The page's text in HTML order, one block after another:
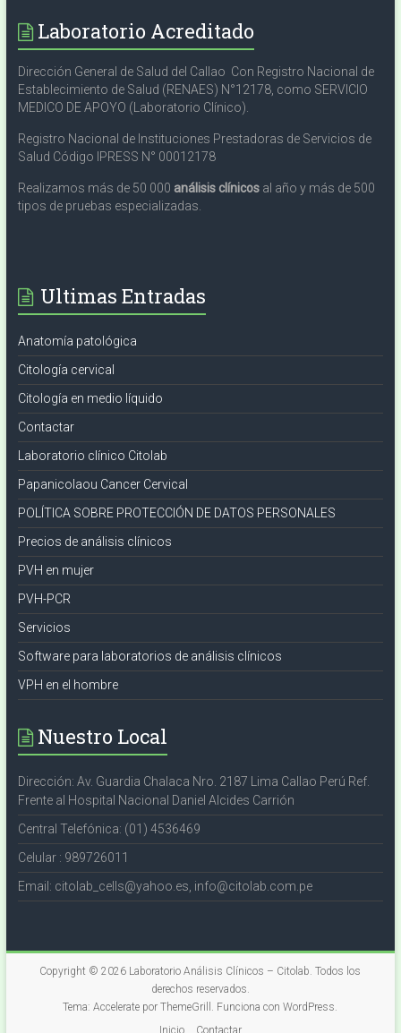
Laboratorio Acreditado
Dirección General de Salud del Callao Con Registro Nacional de
Establecimiento de Salud (RENAES) N°12178, como SERVICIO
MEDICO DE APOYO (Laboratorio Clínico).
Registro Nacional de Instituciones Prestadoras de Servicios de
Salud Código IPRESS N° 00012178
Realizamos más de 50 000 análisis clínicosal año y más de 500
tipos de pruebas especializadas.
Ultimas Entradas
Anatomía patológica
Citología cervical
Citología en medio líquido
Contactar
Laboratorio clínico Citolab
Papanicolaou Cancer Cervical
POLÍTICA SOBRE PROTECCIÓN DE DATOS PERSONALES
Precios de análisis clínicos
PVH en mujer
PVH-PCR
Servicios
Software para laboratorios de análisis clínicos
VPH en el hombre
Nuestro Local
Dirección: Av. Guardia Chalaca Nro. 2187 Lima Callao Perú Ref.
Frente al Hospital Nacional Daniel Alcides Carrión
Central Telefónica: (01) 4536469
Celular : 989726011
Email: citolab_cells@yahoo.es, info@citolab.com.pe
Copyright © 2026 Laboratorio Análisis Clínicos – Citolab. Todos los
derechos reservados.
Tema:Accelerate por ThemeGrill. Funciona conWordPress.
Inicio
Contactar